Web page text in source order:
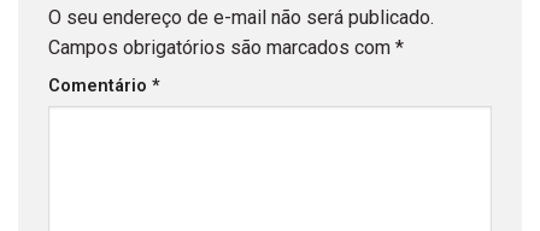
O seu endereço de e-mail não será publicado.
Campos obrigatórios são marcados com *
Comentário *